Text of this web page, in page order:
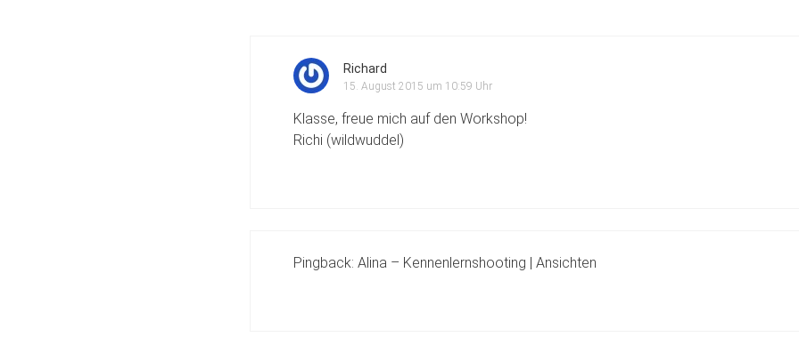
Richard
15. August 2015 um 10:59 Uhr
Klasse, freue mich auf den Workshop!
Richi (wildwuddel)
Pingback: Alina – Kennenlernshooting | Ansichten